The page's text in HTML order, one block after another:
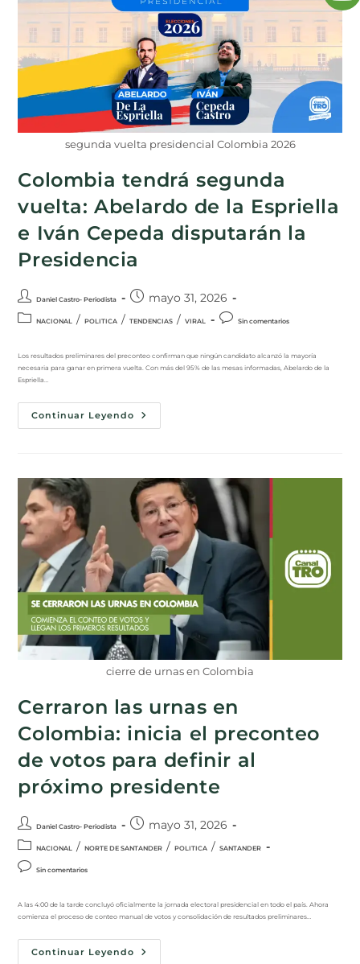
segunda vuelta presidencial Colombia 2026
Colombia tendrá segunda
vuelta: Abelardo de la Espriella
e Iván Cepeda disputarán la
Presidencia
Daniel Castro- Periodista mayo 31, 2026
NACIONAL / POLITICA / TENDENCIAS / VIRAL Sin comentarios
Los resultados preliminares del preconteo confirman que ningún candidato alcanzó la mayoría
necesaria para ganar en primera vuelta. Con más del 95% de las mesas informadas, Abelardo de la
Espriella…
Continuar Leyendo
cierre de urnas en Colombia
Cerraron las urnas en
Colombia: inicia el preconteo
de votos para definir al
próximo presidente
Daniel Castro- Periodista mayo 31, 2026
NACIONAL / NORTE DE SANTANDER / POLITICA / SANTANDER
Sin comentarios
A las 4:00 de la tarde concluyó oficialmente la jornada electoral presidencial en todo el país. Ahora
comienza el proceso de conteo manual de votos y consolidación de resultados preliminares…
Continuar Leyendo